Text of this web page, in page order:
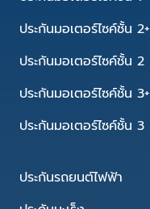
ประกันมอเตอร์ไซค์ชั้น 2+
ประกันมอเตอร์ไซค์ชั้น 2
ประกันมอเตอร์ไซค์ชั้น 3+
ประกันมอเตอร์ไซค์ชั้น 3
ประกันรถยนต์ไฟฟ้า